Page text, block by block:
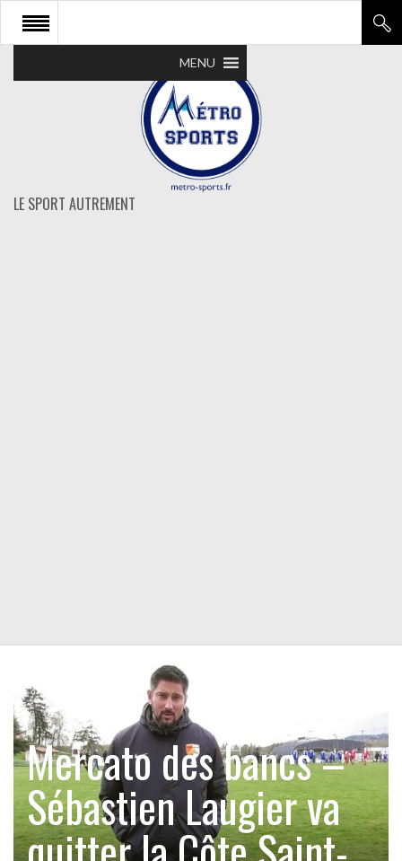
LE SPORT AUTREMENT
MENU
Mercato des bancs –
Sébastien Laugier va